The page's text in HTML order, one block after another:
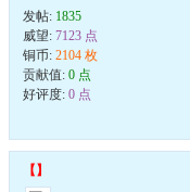
发帖: 1835
威望: 7123 点
铜币: 2104 枚
贡献值: 0 点
好评度: 0 点
【 】